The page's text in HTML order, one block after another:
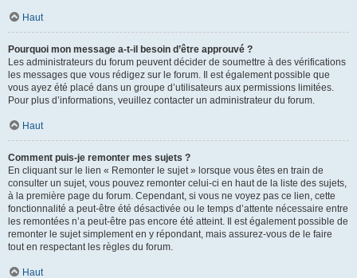
Haut
Pourquoi mon message a-t-il besoin d’être approuvé ?
Les administrateurs du forum peuvent décider de soumettre à des vérifications
les messages que vous rédigez sur le forum. Il est également possible que
vous ayez été placé dans un groupe d’utilisateurs aux permissions limitées.
Pour plus d’informations, veuillez contacter un administrateur du forum.
Haut
Comment puis-je remonter mes sujets ?
En cliquant sur le lien « Remonter le sujet » lorsque vous êtes en train de
consulter un sujet, vous pouvez remonter celui-ci en haut de la liste des sujets,
à la première page du forum. Cependant, si vous ne voyez pas ce lien, cette
fonctionnalité a peut-être été désactivée ou le temps d’attente nécessaire entre
les remontées n’a peut-être pas encore été atteint. Il est également possible de
remonter le sujet simplement en y répondant, mais assurez-vous de le faire
tout en respectant les règles du forum.
Haut